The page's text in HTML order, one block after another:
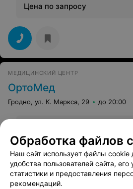
Цена по запросу
МЕДИЦИНСКИЙ ЦЕНТР
ОртоМед
Гродно, ул. К. Маркса, 29 до 20:00
Цена по запросу
Обработка файлов
Наш сайт использует файлы cookie
удобства пользователей сайта,
статистики и предоставления
рекомендаций.